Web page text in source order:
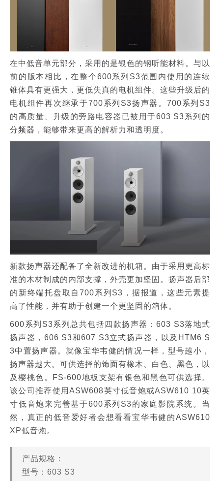
在中低音单元部分，采用的是银色的钢听能材料。与以
前的版本相比，在整个600系列S3范围内使用的连续
锥体具有更强大，更低失真的电机组件。这些升级后的
电机组件再次继承于700系列S3扬声器。700系列S3
的高质量、升级的旁路电容器已被用于603 S3系列的
分频器，能够带来更高的解析力和透明度。
新款扬声器还配备了全新改进的机箱。由于采用更高标
准的木材制成的内部支撑，外壳更加坚固。扬声器后部
的新终端托盘取自700系列S3，据报道，这些元素提
高了性能，并有助于创建一个更坚固的箱体。
600系列S3系列总共包括四款扬声器：603 S3落地式
扬声器，606 S3和607 S3立式扬声器，以及HTM6 S
3中置扬声器。就像宝华韦健的情况一样，型号越小，
扬声器越大。可供选择的饰面有橡木、白色、黑色，以
及樱桃色。FS-600地板支架有银色和黑色可供选择。
该公司推荐使用ASW608英寸低音炮或ASW610 10英
寸低音炮来完善基于600系列S3的家庭影院系统。当
然，真正的低音爱好者会想看看宝华韦健的ASW610
XP低音炮。
产品规格：
型号：603 S3